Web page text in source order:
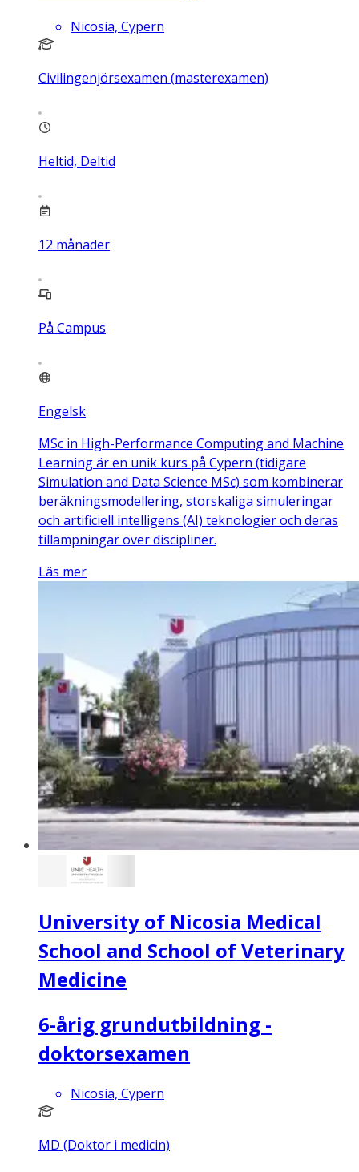
Nicosia, Cypern
Civilingenjörsexamen (masterexamen)
Heltid, Deltid
12 månader
På Campus
Engelsk
MSc in High-Performance Computing and Machine
Learning är en unik kurs på Cypern (tidigare
Simulation and Data Science MSc) som kombinerar
beräkningsmodellering, storskaliga simuleringar
och artificiell intelligens (AI) teknologier och deras
tillämpningar över discipliner.
Läs mer
University of Nicosia Medical
School and School of Veterinary
Medicine
6-årig grundutbildning -
doktorsexamen
Nicosia, Cypern
MD (Doktor i medicin)